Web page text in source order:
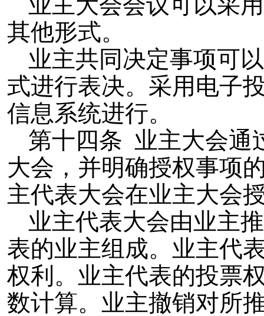
其他形式。
业主共同决定事项可
式进行表决。采用电子
信息系统进行。
第十四条 业主大会通
大会，并明确授权事项
主代表大会在业主大会
业主代表大会由业主
表的业主组成。业主代
权利。业主代表的投票
数计算。业主撤销对所